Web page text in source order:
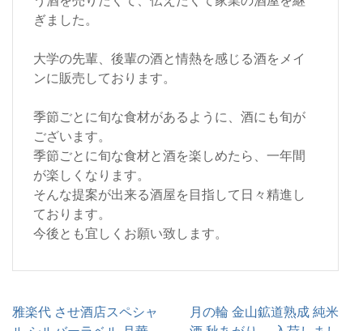
ぎました。
大学の先輩、後輩の酒と情熱を感じる酒をメイ
ンに販売しております。
季節ごとに旬な食材があるように、酒にも旬が
ございます。
季節ごとに旬な食材と酒を楽しめたら、一年間
が楽しくなります。
そんな提案が出来る酒屋を目指して日々精進し
ております。
今後とも宜しくお願い致します。
投
雅楽代 させ酒店スペシャ
月の輪 金山鉱道熟成 純米